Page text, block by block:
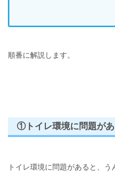
順番に解説します。
①トイレ環境に問題が
トイレ環境に問題があると、